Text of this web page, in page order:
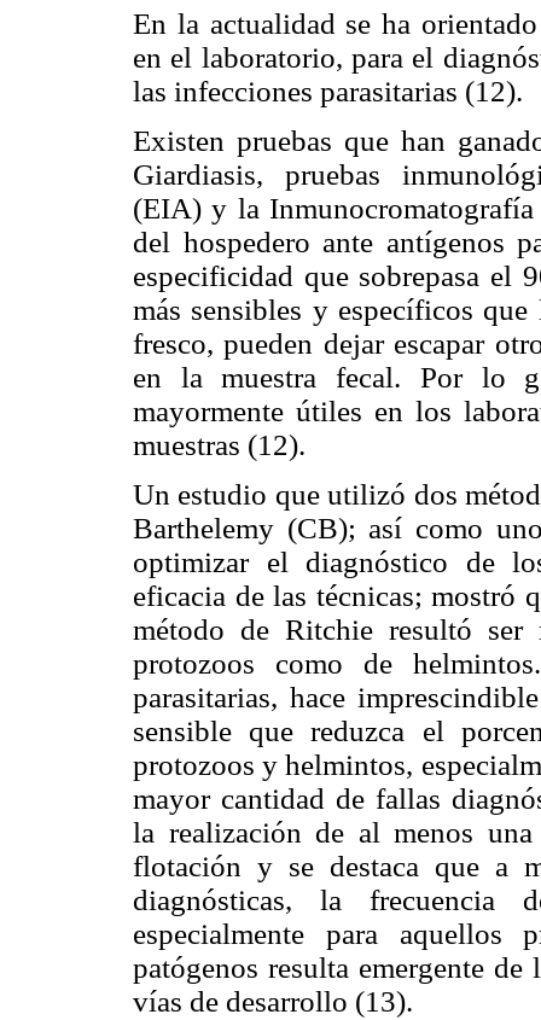
En la actualidad se ha
en el laboratorio, para el
las infecciones parasitarias (12).
Existen pruebas que han
Giardiasis, pruebas
(EIA) y la Inmunocromatografía
del hospedero ante antígenos
especificidad que sobrepasa el
más sensibles y específicos
fresco, pueden dejar escapar
en la muestra fecal. Por lo
mayormente útiles en los
muestras (12).
Un estudio que utilizó dos
Barthelemy (CB); así como
optimizar el diagnóstico de
eficacia de las técnicas; mostró
método de Ritchie resultó ser
protozoos como de
parasitarias, hace
sensible que reduzca el
protozoos y helmintos,
mayor cantidad de fallas
la realización de al menos
flotación y se destaca que a
diagnósticas, la frecuencia
especialmente para
patógenos resulta emergente
vías de desarrollo (13).